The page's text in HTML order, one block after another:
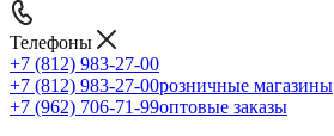
Телефоны
+7 (812) 983-27-00
+7 (812) 983-27-00розничные магазины
+7 (962) 706-71-99оптовые заказы